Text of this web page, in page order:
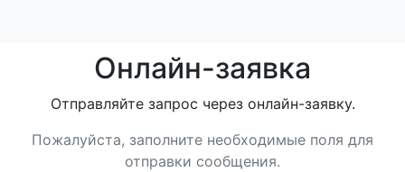
Онлайн-заявка
Отправляйте запрос через онлайн-заявку.
Пожалуйста, заполните необходимые поля для
отправки сообщения.